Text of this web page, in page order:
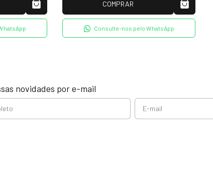
COMPRAR
Consulte-nos pelo WhatsApp
novidades por e-mail